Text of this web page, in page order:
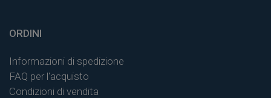
ORDINI
Informazioni di spedizione
FAQ per l'acquisto
Condizioni di vendita